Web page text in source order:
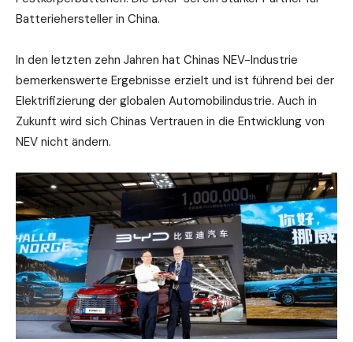
Batteriehersteller in China.
In den letzten zehn Jahren hat Chinas NEV-Industrie
bemerkenswerte Ergebnisse erzielt und ist führend bei der
Elektrifizierung der globalen Automobilindustrie. Auch in
Zukunft wird sich Chinas Vertrauen in die Entwicklung von
NEV nicht ändern.